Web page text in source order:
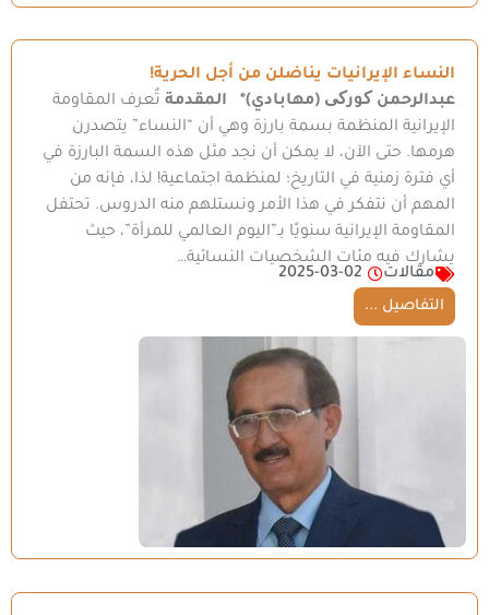
النساء الإيرانيات يناضلن من أجل الحرية!
عبدالرحمن کورکی (مهابادي)* المقدمة تُعرف المقاومة
الإيرانية المنظمة بسمة بارزة وهي أن “النساء” يتصدرن
هرمها. حتى الآن، لا يمكن أن نجد مثل هذه السمة البارزة في
أي فترة زمنية في التاريخ؛ لمنظمة اجتماعية! لذا، فإنه من
المهم أن نتفكر في هذا الأمر ونستلهم منه الدروس. تحتفل
المقاومة الإيرانية سنويًا بـ”اليوم العالمي للمرأة”، حيث
يشارك فيه مئات الشخصيات النسائية…
مقالات
2025-03-02
التفاصيل ...